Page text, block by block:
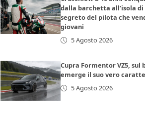
dalla barchetta all’isola di
segreto del pilota che
giovani
5 Agosto 2026
Cupra Formentor VZ5, sul
emerge il suo vero
5 Agosto 2026